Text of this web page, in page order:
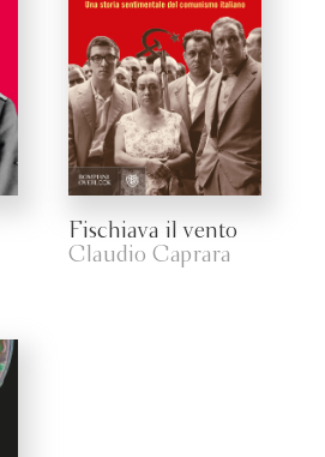
Fischiava il vento
Claudio Caprara